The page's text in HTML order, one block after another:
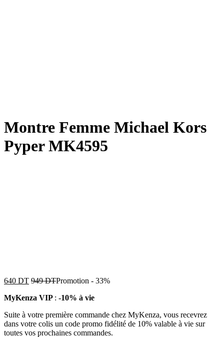
Montre Femme Michael Kors
Pyper MK4595
640 DT 949DTPromotion - 33%
MyKenza VIP : -10% à vie
Suite à votre première commande chez MyKenza, vous recevrez
dans votre colis un code promo fidélité de 10% valable à vie sur
toutes vos prochaines commandes.